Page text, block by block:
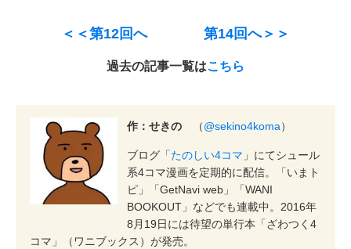
＜＜第12回へ 第14回へ＞＞
過去の記事一覧はこちら
作：せきの（@sekino4koma）
ブログ「たのしい4コマ 」にてシュール
系4コマ漫画を定期的に配信。「いまト
ピ」「GetNavi web」「WANI
BOOKOUT」などでも連載中。2016年
8月19日には待望の単行本「ざわつく4
コマ」（ワニブックス）が発売。